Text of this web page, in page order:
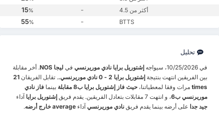
أكثر من 4.5 -
15%
BTTS
-
55%
تحليل
في 10/25/2026، سيواجه إشتوريل برايا نادي موريرنسي في ليجا NOS
. أخر مقابلة
بين الفريقين انتهت بنتيجة إشتوريل برايا 2 - 0 نادي موريرنسي. . تقابل الفريقان 21
times مرات وفقا لمعطياتنا، حيث فاز إشتوريل برايا ب8 مقابلة بينما فاز نادي
موريرنسي ب6 ، و انتهت 7 مقابلات بتعادل الفريقين. يقدم فريق إشتوريل برايا آداء
جيد جدا على أرضه بينما يقدم فريق نادي موريرنسيآداء average خارج أرضه .